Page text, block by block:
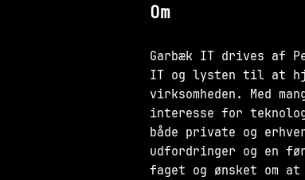
Om
Garbæk IT drives af
IT og lysten til at
virksomheden. Med
interesse for
både private og
udfordringer og en
faget og ønsket om